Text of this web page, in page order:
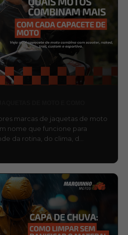
marcas de jaquetas de moto
nome que funcione para
da rotina, do clima, d…